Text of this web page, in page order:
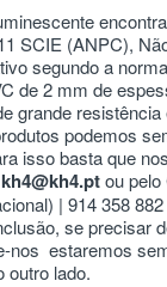
SCIE (ANPC),
segundo a
de 2 mm de
grande resistência
podemos
isso basta que
kh4@kh4.ptou
| 914 358 882
se precisar
nos estaremos
outro lado.